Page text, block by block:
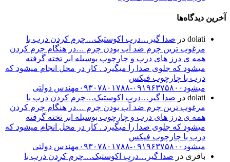
آخرین دیدگاه‌ها
dolati در صدا گیر…درب اکوستیک…چرم کردن درب با
مرغوب ترین چرم ضد آب بودن چرم …در هنگام چرم کردن
همه ی درز های درب و چارچوب بوسیله ابر تخته گرفته
میشود که جلوی صدا را میگیرد . کار در محل انجام میشود که
درب با چارچوب فیکس
میشود۰۹۱۹۶۳۷۵۸۰۰-۰۹۳۰۷۸۰۱۷۸۸مهندس دولتی
dolati در صدا گیر…درب اکوستیک…چرم کردن درب با
مرغوب ترین چرم ضد آب بودن چرم …در هنگام چرم کردن
همه ی درز های درب و چارچوب بوسیله ابر تخته گرفته
میشود که جلوی صدا را میگیرد . کار در محل انجام میشود که
درب با چارچوب فیکس
میشود۰۹۱۹۶۳۷۵۸۰۰-۰۹۳۰۷۸۰۱۷۸۸مهندس دولتی
باقری در صدا گیر…درب اکوستیک…چرم کردن درب با